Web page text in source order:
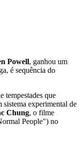
Powell, ganhou um
é sequência do
tempestades que
sistema experimental de
Chung, o filme
People") no